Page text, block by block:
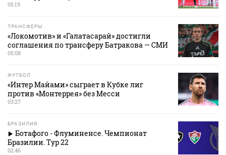
05:19
ТРАНСФЕРЫ
«Локомотив» и «Галатасарай» достигли
соглашения по трансферу Батракова — СМИ
05:08
ФУТБОЛ
«Интер Майами» сыграет в Кубке лиг
против «Монтеррея» без Месси
03:27
БРАЗИЛИЯ
Ботафого - Флуминенсе. Чемпионат
Бразилии. Тур 22
02:46